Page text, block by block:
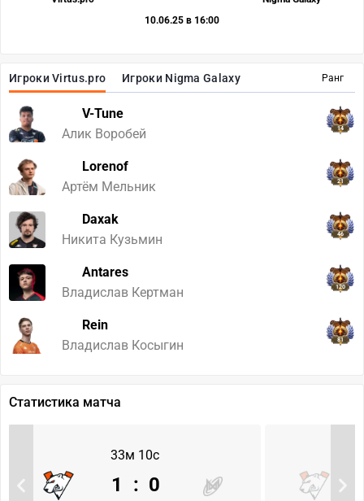
Ранг
Игроки Virtus.pro Игроки Nigma Galaxy
V-Tune
Алик Воробей
14
Lorenof
Артём Мельник
21
Daxak
Никита Кузьмин
46
Antares
Владислав Кертман
120
Rein
Владислав Косыгин
81
10.06.25 в 16:00
Статистика матча
33м 10с
1 : 0